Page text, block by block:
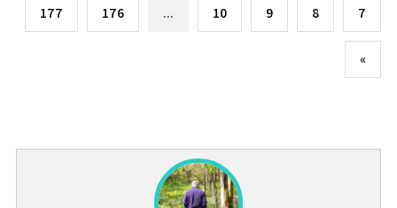
7
8
9
10
...
176
177
»